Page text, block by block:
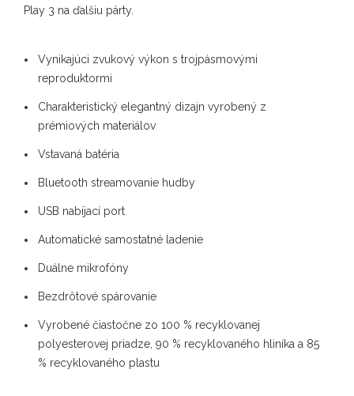
Play 3 na ďalšiu párty.
Vynikajúci zvukový výkon s trojpásmovými
reproduktormi
Charakteristický elegantný dizajn vyrobený z
prémiových materiálov
Vstavaná batéria
Bluetooth streamovanie hudby
USB nabíjací port
Automatické samostatné ladenie
Duálne mikrofóny
Bezdrôtové spárovanie
Vyrobené čiastočne zo 100 % recyklovanej
polyesterovej priadze, 90 % recyklovaného hliníka a 85
% recyklovaného plastu